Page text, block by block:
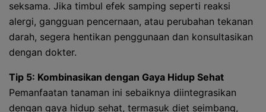
seksama. Jika timbul efek samping seperti reaksi
alergi, gangguan pencernaan, atau perubahan tekanan
darah, segera hentikan penggunaan dan konsultasikan
dengan dokter.
Tip 5: Kombinasikan dengan Gaya Hidup Sehat
Pemanfaatan tanaman ini sebaiknya diintegrasikan
dengan gaya hidup sehat, termasuk diet seimbang,